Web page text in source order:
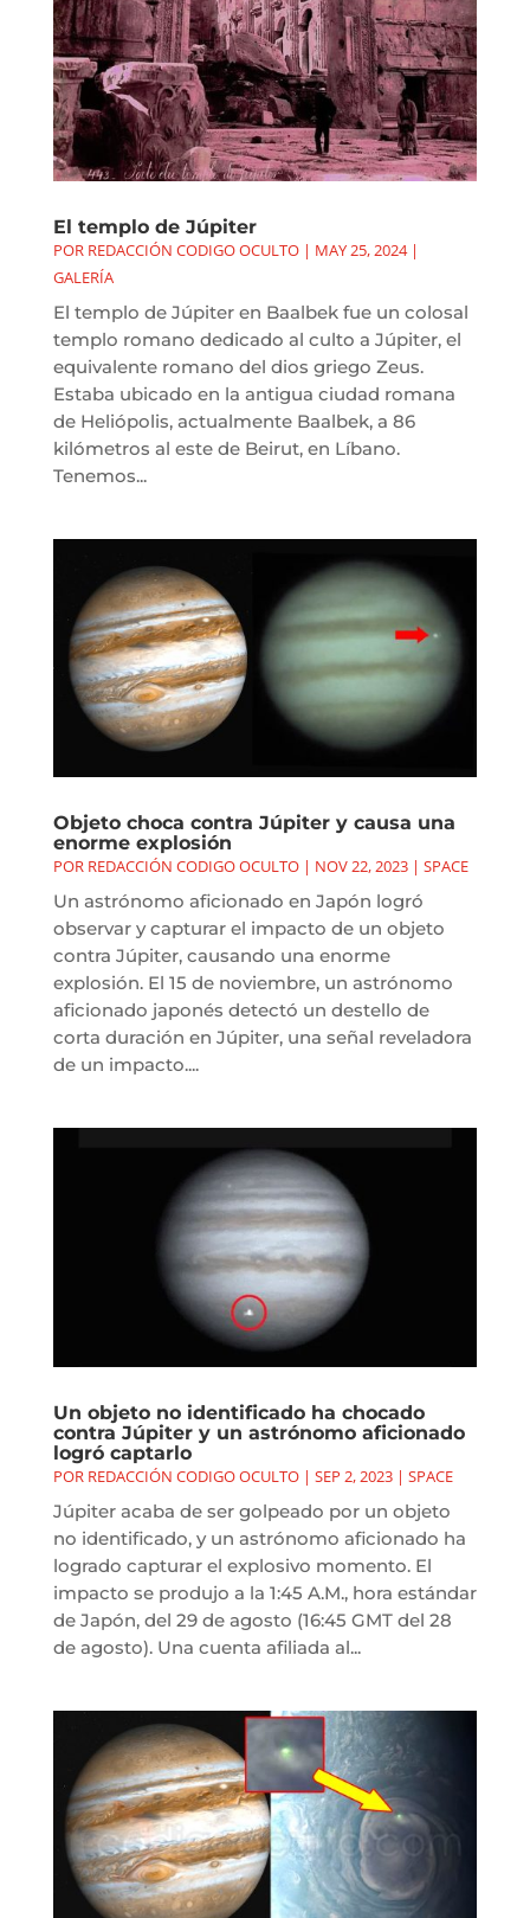
El templo de Júpiter
POR REDACCIÓN CODIGO OCULTO| MAY 25, 2024|
GALERÍA
El templo de Júpiter en Baalbek fue un colosal
templo romano dedicado al culto a Júpiter, el
equivalente romano del dios griego Zeus.
Estaba ubicado en la antigua ciudad romana
de Heliópolis, actualmente Baalbek, a 86
kilómetros al este de Beirut, en Líbano.
Tenemos...
Objeto choca contra Júpiter y causa una
enorme explosión
POR REDACCIÓN CODIGO OCULTO| NOV 22, 2023| SPACE
Un astrónomo aficionado en Japón logró
observar y capturar el impacto de un objeto
contra Júpiter, causando una enorme
explosión. El 15 de noviembre, un astrónomo
aficionado japonés detectó un destello de
corta duración en Júpiter, una señal reveladora
de un impacto....
Un objeto no identificado ha chocado
contra Júpiter y un astrónomo aficionado
logró captarlo
POR REDACCIÓN CODIGO OCULTO| SEP 2, 2023| SPACE
Júpiter acaba de ser golpeado por un objeto
no identificado, y un astrónomo aficionado ha
logrado capturar el explosivo momento. El
impacto se produjo a la 1:45 A.M., hora estándar
de Japón, del 29 de agosto (16:45 GMT del 28
de agosto). Una cuenta afiliada al...